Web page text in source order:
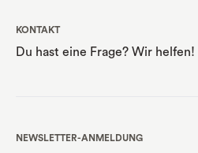
KONTAKT
Du hast eine Frage? Wir helfen!
NEWSLETTER-ANMELDUNG